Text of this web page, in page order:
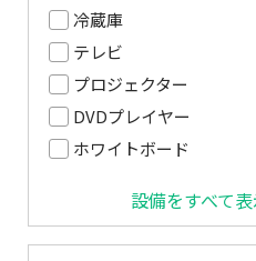
テレビ
プロジェクター
ホワイトボード
DVDプレイヤー
冷蔵庫
設備をすべて